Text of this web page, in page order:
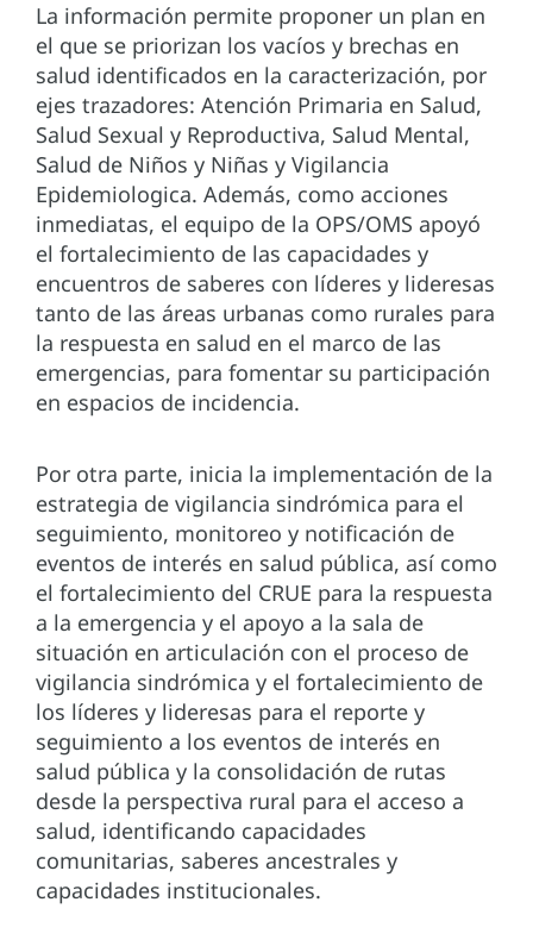
La información permite proponer un plan en
el que se priorizan los vacíos y brechas en
salud identificados en la caracterización, por
ejes trazadores: Atención Primaria en Salud,
Salud Sexual y Reproductiva, Salud Mental,
Salud de Niños y Niñas y Vigilancia
Epidemiologica. Además, como acciones
inmediatas, el equipo de la OPS/OMS apoyó
el fortalecimiento de las capacidades y
encuentros de saberes con líderes y lideresas
tanto de las áreas urbanas como rurales para
la respuesta en salud en el marco de las
emergencias, para fomentar su participación
en espacios de incidencia.
Por otra parte, inicia la implementación de la
estrategia de vigilancia sindrómica para el
seguimiento, monitoreo y notificación de
eventos de interés en salud pública, así como
el fortalecimiento del CRUE para la respuesta
a la emergencia y el apoyo a la sala de
situación en articulación con el proceso de
vigilancia sindrómica y el fortalecimiento de
los líderes y lideresas para el reporte y
seguimiento a los eventos de interés en
salud pública y la consolidación de rutas
desde la perspectiva rural para el acceso a
salud, identificando capacidades
comunitarias, saberes ancestrales y
capacidades institucionales.